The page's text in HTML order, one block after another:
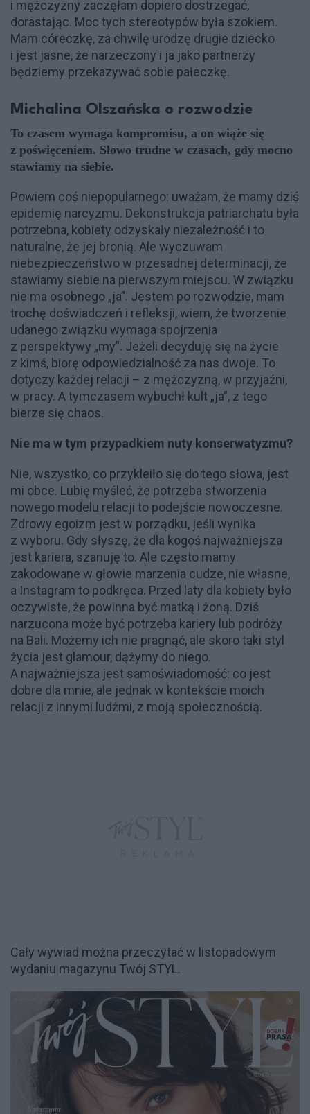
i mężczyzny zaczęłam dopiero dostrzegać,
dorastając. Moc tych stereotypów była szokiem.
Mam córeczkę, za chwilę urodzę drugie dziecko
i jest jasne, że narzeczony i ja jako partnerzy
będziemy przekazywać sobie pałeczkę.
Michalina Olszańska o rozwodzie
To czasem wymaga kompromisu, a on wiąże się
z poświęceniem. Słowo trudne w czasach, gdy mocno
stawiamy na siebie.
Powiem coś niepopularnego: uważam, że mamy dziś
epidemię narcyzmu. Dekonstrukcja patriarchatu była
potrzebna, kobiety odzyskały niezależność i to
naturalne, że jej bronią. Ale wyczuwam
niebezpieczeństwo w przesadnej determinacji, że
stawiamy siebie na pierwszym miejscu. W związku
nie ma osobnego „ja”. Jestem po rozwodzie, mam
trochę doświadczeń i refleksji, wiem, że tworzenie
udanego związku wymaga spojrzenia
z perspektywy „my”. Jeżeli decyduję się na życie
z kimś, biorę odpowiedzialność za nas dwoje. To
dotyczy każdej relacji – z mężczyzną, w przyjaźni,
w pracy. A tymczasem wybuchł kult „ja”, z tego
bierze się chaos.
Nie ma w tym przypadkiem nuty konserwatyzmu?
Nie, wszystko, co przykleiło się do tego słowa, jest
mi obce. Lubię myśleć, że potrzeba stworzenia
nowego modelu relacji to podejście nowoczesne.
Zdrowy egoizm jest w porządku, jeśli wynika
z wyboru. Gdy słyszę, że dla kogoś najważniejsza
jest kariera, szanuję to. Ale często mamy
zakodowane w głowie marzenia cudze, nie własne,
a Instagram to podkręca. Przed laty dla kobiety było
oczywiste, że powinna być matką i żoną. Dziś
narzucona może być potrzeba kariery lub podróży
na Bali. Możemy ich nie pragnąć, ale skoro taki styl
życia jest glamour, dążymy do niego.
A najważniejsza jest samoświadomość: co jest
dobre dla mnie, ale jednak w kontekście moich
relacji z innymi ludźmi, z moją społecznością.
Cały wywiad można przeczytać w listopadowym
wydaniu magazynu Twój STYL.